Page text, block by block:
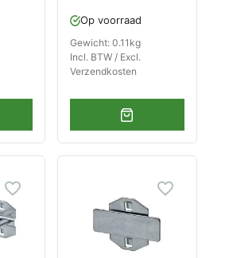
Op voorraad
Gewicht: 0.11kg
Incl. BTW / Excl.
Verzendkosten